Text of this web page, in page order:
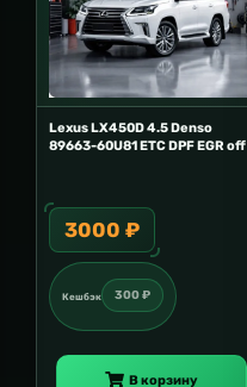
Lexus LX450D 4.5 Denso
89663-60U81 ETC DPF EGR off
3000 ₽
Кешбэк 300 ₽
В корзину